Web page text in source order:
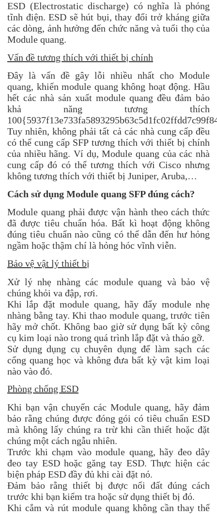
ESD (Electrostatic discharge) có nghĩa là phóng
tĩnh điện. ESD sẽ hút bụi, thay đổi trở kháng giữa
các dòng, ảnh hưởng đến chức năng và tuổi thọ của
Module quang.
Vấn đề tương thích với thiết bị chính
Đây là vấn đề gây lỗi nhiều nhất cho Module
quang, khiến module quang không hoạt động. Hầu
hết các nhà sản xuất module quang đều đảm bảo
khả năng tương thích
Tuy nhiên, không phải tất cả các nhà cung cấp đều
có thể cung cấp SFP tương thích với thiết bị chính
của nhiều hãng. Ví dụ, Module quang của các nhà
cung cấp đó có thể tương thích với Cisco nhưng
không tương thích với thiết bị Juniper, Aruba,…
Cách sử dụng Module quang SFP đúng cách?
Module quang phải được vận hành theo cách thức
đã được tiêu chuẩn hóa. Bất kì hoạt động không
đúng tiêu chuẩn nào cũng có thể dẫn đến hư hỏng
ngầm hoặc thậm chí là hỏng hóc vĩnh viễn.
Bảo vệ vật lý thiết bị
Xử lý nhẹ nhàng các module quang và bảo vệ
chúng khỏi va đập, rơi.
Khi lắp đặt module quang, hãy đẩy module nhẹ
nhàng bằng tay. Khi thao module quang, trước tiên
hãy mở chốt. Không bao giờ sử dụng bất kỳ công
cụ kim loại nào trong quá trình lắp đặt và tháo gỡ.
Sử dụng dụng cụ chuyên dụng để làm sạch các
cổng quang học và không đưa bất kỳ vật kim loại
nào vào đó.
Phòng chống ESD
Khi bạn vận chuyển các Module quang, hãy đảm
bảo rằng chúng được đóng gói có tiêu chuẩn ESD
mà không lấy chúng ra trừ khi cần thiết hoặc đặt
chúng một cách ngẫu nhiên.
Trước khi chạm vào module quang, hãy đeo dây
đeo tay ESD hoặc găng tay ESD. Thực hiện các
biện pháp ESD đầy đủ khi cài đặt nó.
Đảm bảo rằng thiết bị được nối đất đúng cách
trước khi bạn kiểm tra hoặc sử dụng thiết bị đó.
Khi cắm và rút module quang không cần thay thế